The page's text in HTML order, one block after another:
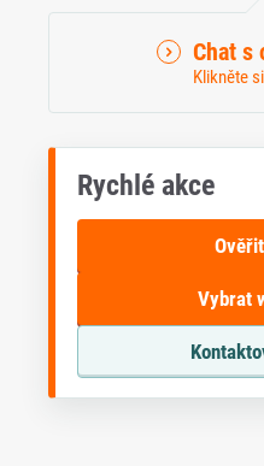
Chat s
Klikněte
Rychlé akce
Vybrat